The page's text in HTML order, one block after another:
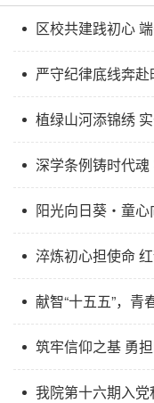
区校共建践初心 端午敬老传温情——湖南第一师范学院文学
严守纪律底线奔赴时代山海 ——文传院开
植绿山河添锦绣 实干兴邦显担当 ——我院学生党支部
深学条例铸时代魂 实干思政聚强国力 ——我院学生
阳光向日葵・童心向未来 ——湖南第一师范学院文传院
淬炼初心担使命 红韵铸魂育新人 ——我院第十
献智“十五五”，青春托教育 ——我
筑牢信仰之基 勇
我院第十六期入党积极